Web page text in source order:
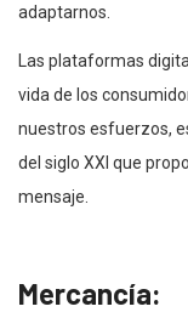
adaptarnos.
Las plataformas
vida de los
nuestros esfuerzos,
del siglo XXI que
mensaje.
Mercancía: